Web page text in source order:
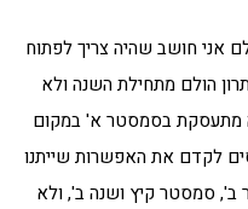
אני חושב שהיה צריך לפתוח
הולם מתחילת השנה ולא
מתעסקת בסמסטר א' במקום
לקדם את האפשרות שייתנו
ב', סמסטר קיץ ושנה ב', ולא